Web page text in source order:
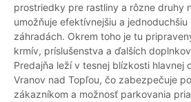
prostriedky pre rastliny a rôzne druhy
umožňuje efektívnejšiu a jednoduchšiu
záhradách. Okrem toho je tu
krmív, príslušenstva a ďalších
Predajňa leží v tesnej blízkosti hlavnej
Vranov nad Topľou, čo zabezpečuje
zákazníkom a možnosť parkovania